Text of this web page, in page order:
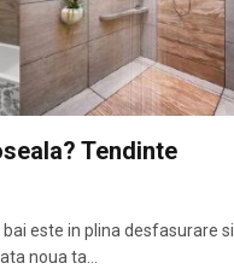
Tendinte
este in plina desfasurare si
noua ta…